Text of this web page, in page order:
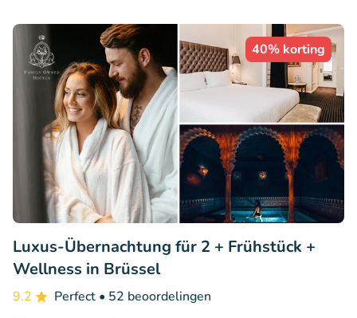
40% korting
Luxus-Übernachtung für 2 + Frühstück +
Wellness in Brüssel
9.2 Perfect • 52 beoordelingen